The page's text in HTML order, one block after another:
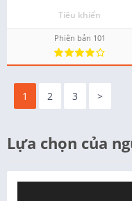
Tiêu khiển
Phiên bản 101
1 2 3 >
Lựa chọn của